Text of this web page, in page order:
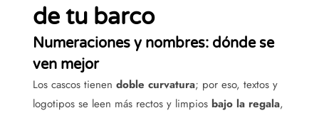
de tu barco
Numeraciones y nombres: dónde se
ven mejor
Los cascos tienen doble curvatura; por eso, textos y
logotipos se leen más rectos y limpios bajo la regala,